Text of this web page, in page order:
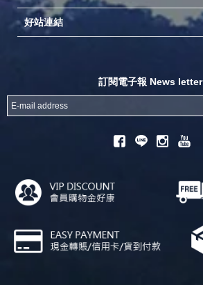
異業合作
專案採購
成為供應商
好站連結
訂閱電子報 News letter